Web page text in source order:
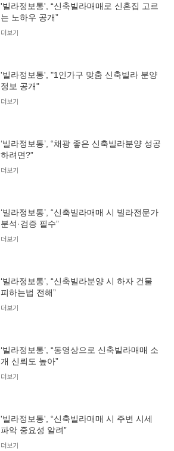
'빌라정보통', “신축빌라매매로 신혼집 고르
는 노하우 공개”
더보기
'빌라정보통', "1인가구 맞춤 신축빌라 분양
정보 공개"
더보기
‘빌라정보통’, “채광 좋은 신축빌라분양 성공
하려면?”
더보기
‘빌라정보통’, “신축빌라매매 시 빌라전문가
분석·검증 필수”
더보기
‘빌라정보통’, “신축빌라분양 시 하자 건물
피하는법 전해”
더보기
‘빌라정보통’, “동영상으로 신축빌라매매 소
개 신뢰도 높아”
더보기
'빌라정보통', “신축빌라매매 시 주변 시세
파악 중요성 알려”
더보기